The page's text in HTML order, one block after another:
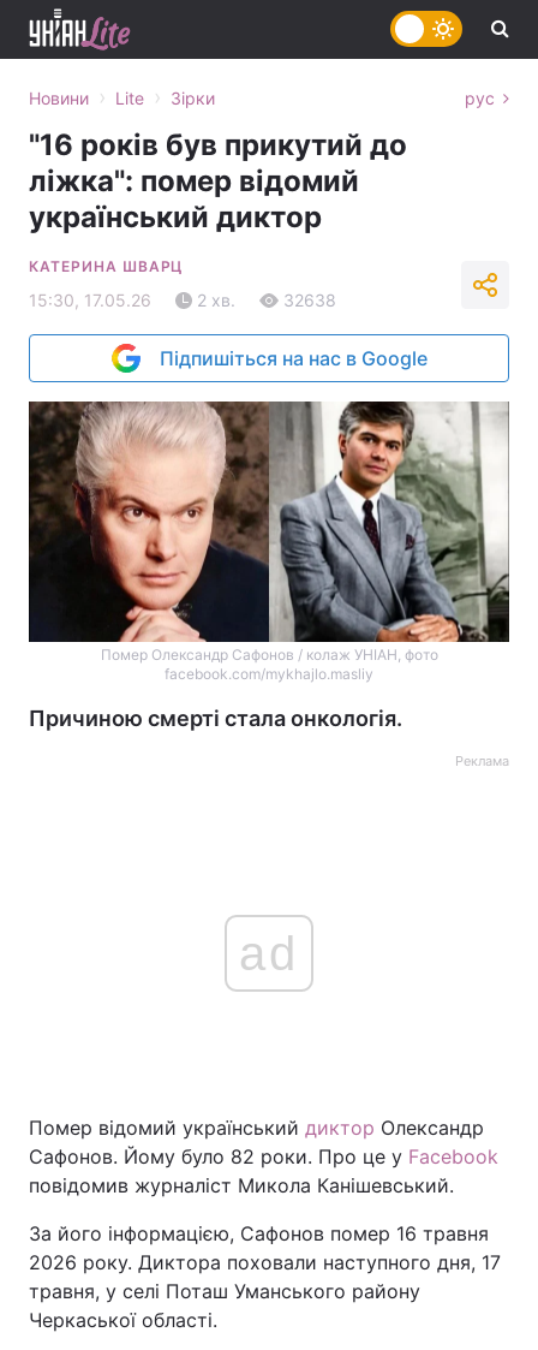
Головна Війна
Україна Політика
Економіка Світ
Спорт
Новини › Lite › Зірки рус
"16 років був прикутий до
ліжка": помер відомий
український диктор
КАТЕРИНА ШВАРЦ
15:30, 17.05.26 2 хв. 32638
Підпишіться на нас в Google
Помер Олександр Сафонов / колаж УНІАН, фото
facebook.com/mykhajlo.masliy
Причиною смерті стала онкологія.
Реклама
ad
Помер відомий український диктор Олександр
Сафонов. Йому було 82 роки. Про це у Facebook
повідомив журналіст Микола Канішевський.
За його інформацією, Сафонов помер 16 травня
2026 року. Диктора поховали наступного дня, 17
травня, у селі Поташ Уманського району
Черкаської області.